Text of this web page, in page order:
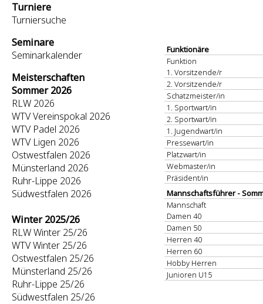
Turniere
Turniersuche
Seminare
Seminarkalender
Meisterschaften
Sommer 2026
RLW 2026
WTV Vereinspokal 2026
WTV Padel 2026
WTV Ligen 2026
Ostwestfalen 2026
Münsterland 2026
Ruhr-Lippe 2026
Südwestfalen 2026
Winter 2025/26
RLW Winter 25/26
WTV Winter 25/26
Ostwestfalen 25/26
Münsterland 25/26
Ruhr-Lippe 25/26
Südwestfalen 25/26
Funktionäre
Funktion
1. Vorsitzende/r
2. Vorsitzende/r
Schatzmeister/in
1. Sportwart/in
2. Sportwart/in
1. Jugendwart/in
Pressewart/in
Platzwart/in
Webmaster/in
Präsident/in
Mannschaftsführer -
Mannschaft
Damen 40
Damen 50
Herren 40
Herren 60
Hobby Herren
Junioren U15